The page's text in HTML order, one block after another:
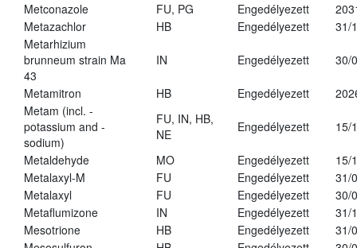
Metconazole
FU, PG Engedélyezett
Metazachlor
HB Engedélyezett
31/
Metarhizium
brunneum strain Ma
43
IN Engedélyezett 30/
Metamitron HB Engedélyezett
Metam (incl. -
potassium and -
sodium)
FU, IN, HB,
NE
Engedélyezett 15/
Metaldehyde MO Engedélyezett
15/
Metalaxyl-M
FU Engedélyezett
31/
Metalaxyl
FU Engedélyezett
30/
Metaflumizone
IN Engedélyezett
31/
Mesotrione
HB Engedélyezett
31/